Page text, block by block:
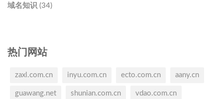
域名知识 (34)
热门网站
zaxl.com.cn inyu.com.cn ecto.com.cn aany.cn
guawang.net shunian.com.cn vdao.com.cn